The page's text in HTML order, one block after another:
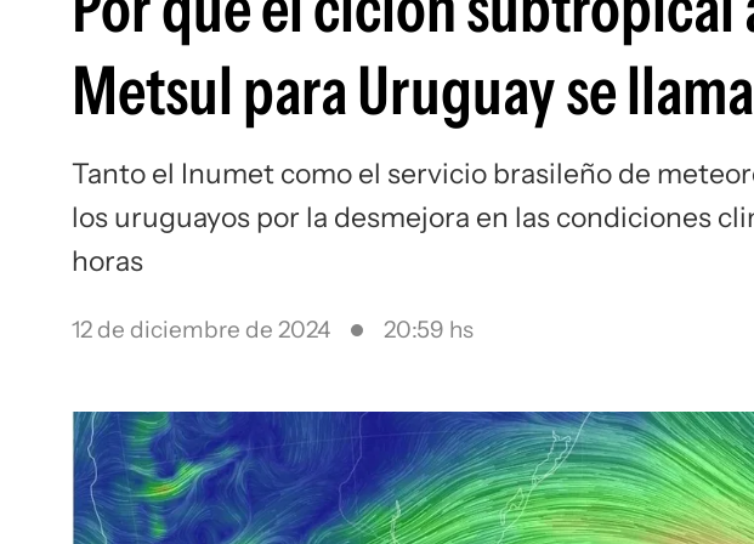
Metsul para Uruguay se
Tanto el Inumet como el servicio brasileño de
los uruguayos por la desmejora en las condiciones
horas
12 de diciembre de 2024 20:59 hs